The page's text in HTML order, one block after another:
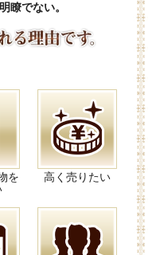
瞭でない。
を
高く売りたい